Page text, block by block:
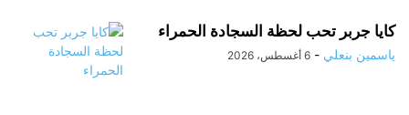
كايا جربر تحب لحظة السجادة الحمراء
ياسمين بنعلي - 6 أغسطس، 2026